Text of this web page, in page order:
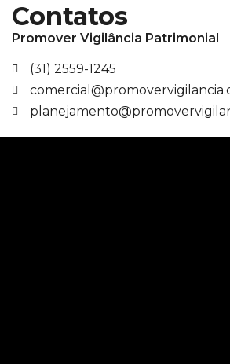
Contatos
Promover Vigilância Patrimonial
(31) 2559-1245